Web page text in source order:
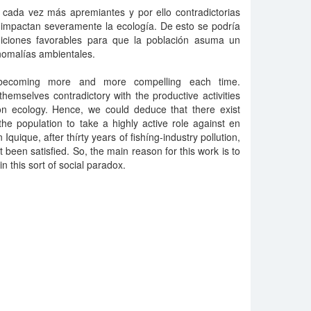
vez más apremiantes y por ello contradictorias
severamente la ecología. De esto se podría
favorables para que la población asuma un
ambientales.
more and more compelling each time.
contradictory with the productive activities
ecology. Hence, we could deduce that there exist
population to take a highly active role against en
Iquique, after thírty years of fishíng-industry pollution,
satisfied. So, the main reason for this work is to
this sort of social paradox.